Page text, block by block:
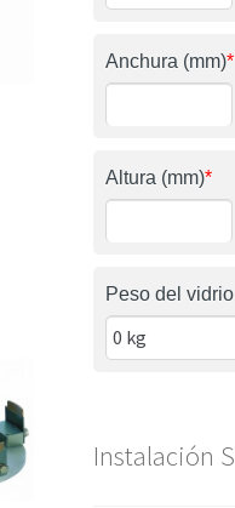
Anchura (mm)*
Altura (mm)*
Peso del vidrio
Instalación